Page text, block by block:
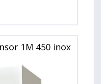
1M 450 inox